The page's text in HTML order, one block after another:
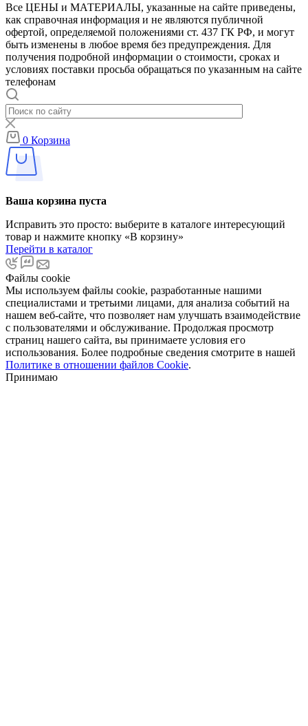
Все ЦЕНЫ и МАТЕРИАЛЫ, указанные на сайте приведены,
как справочная информация и не являются публичной
офертой, определяемой положениями ст. 437 ГК РФ, и могут
быть изменены в любое время без предупреждения. Для
получения подробной информации о стоимости, сроках и
условиях поставки просьба обращаться по указанным на сайте
телефонам
0 Корзина
Ваша корзина пуста
Исправить это просто: выберите в каталоге интересующий
товар и нажмите кнопку «В корзину»
Перейти в каталог
Файлы cookie
Мы используем файлы cookie, разработанные нашими
специалистами и третьими лицами, для анализа событий на
нашем веб-сайте, что позволяет нам улучшать взаимодействие
с пользователями и обслуживание. Продолжая просмотр
страниц нашего сайта, вы принимаете условия его
использования. Более подробные сведения смотрите в нашей
Политике в отношении файлов Cookie.
Принимаю